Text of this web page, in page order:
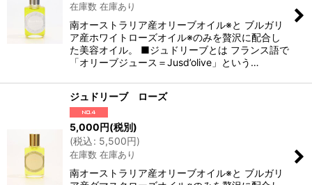
在庫数 在庫あり
南オーストラリア産オリーブオイル※と ブルガリ
ア産ホワイトローズオイル※のみを贅沢に配合し
た美容オイル。 ■ジュドリーブとは フランス語で
「オリーブジュース＝Jusd’olive」という…
ジュドリーブ ローズ
5,000円(税別)
(税込: 5,500円)
在庫数 在庫あり
南オーストラリア産オリーブオイル※と ブルガリ